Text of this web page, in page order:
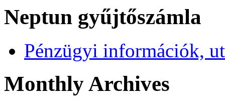
Neptun gyűjtőszámla
Pénzügyi információk,
Monthly Archives